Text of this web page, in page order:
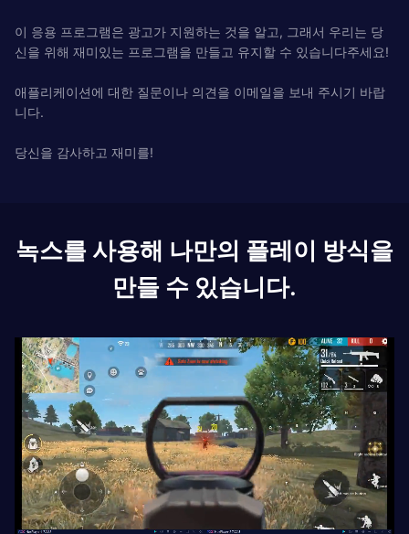
이 응용 프로그램은 광고가 지원하는 것을 알고, 그래서 우리는 당
신을 위해 재미있는 프로그램을 만들고 유지할 수 있습니다주세요!
애플리케이션에 대한 질문이나 의견을 이메일을 보내 주시기 바랍
니다.
당신을 감사하고 재미를!
녹스를 사용해 나만의 플레이 방식을
만들 수 있습니다.